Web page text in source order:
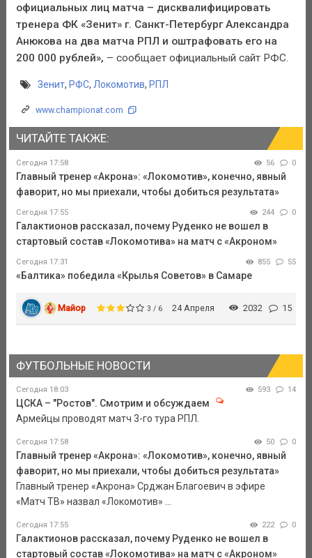
официальных лиц матча – дисквалифицировать
тренера ФК «Зенит» г. Санкт-Петербург Александра
Анюкова на два матча РПЛ и оштрафовать его на
200 000 рублей», – сообщает официальный сайт РФС.
Зенит, РФС, Локомотив, РПЛ
www.championat.com
ЧИТАЙТЕ ТАКЖЕ:
Сегодня 17:58 56 0
Главный тренер «Акрона»: «Локомотив», конечно, явный
фаворит, но мы приехали, чтобы добиться результата»
Сегодня 17:55 244 0
Галактионов рассказал, почему Руденко не вошел в
стартовый состав «Локомотива» на матч с «Акроном»
Сегодня 17:31 855 55
«Балтика» победила «Крылья Советов» в Самаре
Майор 3 / 6 24 Апреля 2032 15
ФУТБОЛЬНЫЕ НОВОСТИ
Сегодня 18:03 593 14
ЦСКА – "Ростов". Смотрим и обсуждаем
Армейцы проводят матч 3-го тура РПЛ.
Сегодня 17:58 50 0
Главный тренер «Акрона»: «Локомотив», конечно, явный
фаворит, но мы приехали, чтобы добиться результата»
Главный тренер «Акрона» Срджан Благоевич в эфире
«Матч ТВ» назвал «Локомотив» ...
Сегодня 17:55 222 0
Галактионов рассказал, почему Руденко не вошел в
стартовый состав «Локомотива» на матч с «Акроном»